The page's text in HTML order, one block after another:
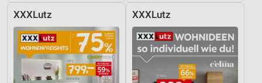
XXXLutz XXXLutz
Nicht-IAB-Verarbeitungszwecke:
Notwendig
Performance
Funktional